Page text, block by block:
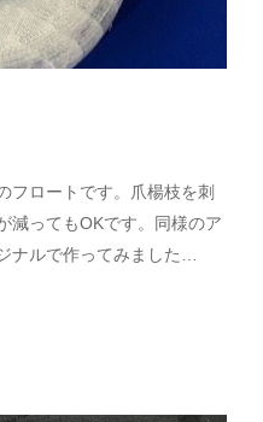
フロートです。爪楊枝を刺
減ってもOKです。同様のア
ナルで作ってみました…